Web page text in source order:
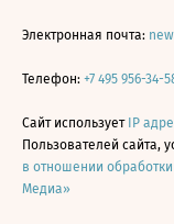
Электронная почта:
Телефон: +7 495 956-34-
Сайт использует IP
Пользователей сайта,
в отношении
Медиа»